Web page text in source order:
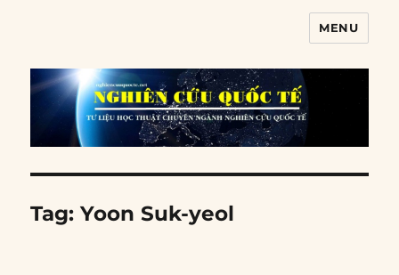
MENU
Tag:Yoon Suk-yeol